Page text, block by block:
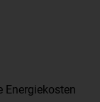
Energiekosten